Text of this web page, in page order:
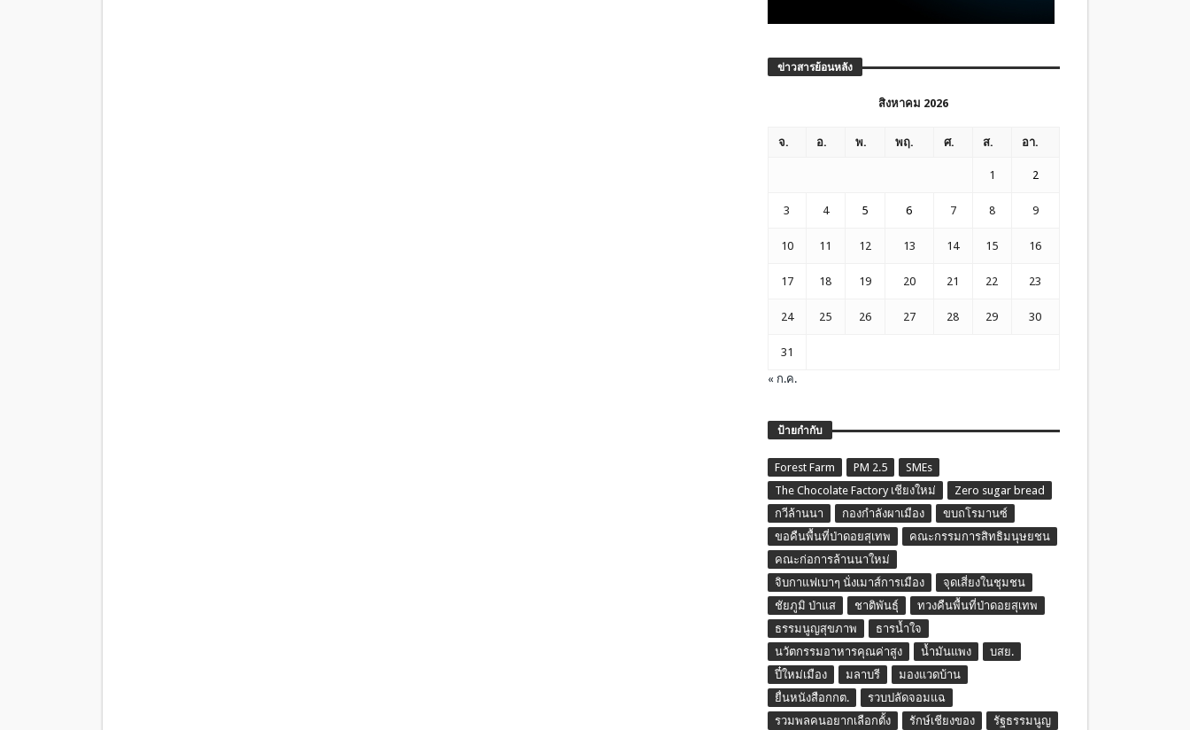
ข่าวสารย้อนหลัง
สิงหาคม 2026
จ. อ. พ. พฤ. ศ. ส. อา.
1 2
3 4 5 6 7 8 9
10 11 12 13 14 15 16
17 18 19 20 21 22 23
24 25 26 27 28 29 30
31
« ก.ค.
ป้ายกำกับ
Forest Farm PM 2.5
SMEs
The Chocolate Factory เชียงใหม่
Zero sugar bread
กวีล้านนา
กองกำลังผาเมือง
ขบถโรมานซ์
ขอคืนพื้นที่ป่าดอยสุเทพ
คณะกรรมการสิทธิมนุษยชน
คณะก่อการล้านนาใหม่
จิบกาแฟเบาๆ นั่งเมาส์การเมือง
จุดเสี่ยงในชุมชน
ชัยภูมิ ป่าแส
ชาติพันธุ์
ทวงคืนพื้นที่ป่าดอยสุเทพ
ธรรมนูญสุขภาพ
ธารน้ำใจ
นวัตกรรมอาหารคุณค่าสูง
น้ำมันแพง
บสย.
ปี๋ใหม่เมือง
มลาบรี
มองแวดบ้าน
ยื่นหนังสือกกต.
รวบปลัดจอมแฉ
รวมพลคนอยากเลือกตั้ง
รักษ์เชียงของ รัฐธรรมนูญ